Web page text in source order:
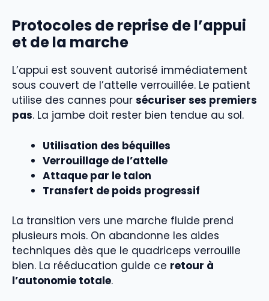
Protocoles de reprise de l’appui
et de la marche
L’appui est souvent autorisé immédiatement
sous couvert de l’attelle verrouillée. Le patient
utilise des cannes pour sécuriser ses premiers
pas. La jambe doit rester bien tendue au sol.
Utilisation des béquilles
Verrouillage de l’attelle
Attaque par le talon
Transfert de poids progressif
La transition vers une marche fluide prend
plusieurs mois. On abandonne les aides
techniques dès que le quadriceps verrouille
bien. La rééducation guide ce retour à
l’autonomie totale.